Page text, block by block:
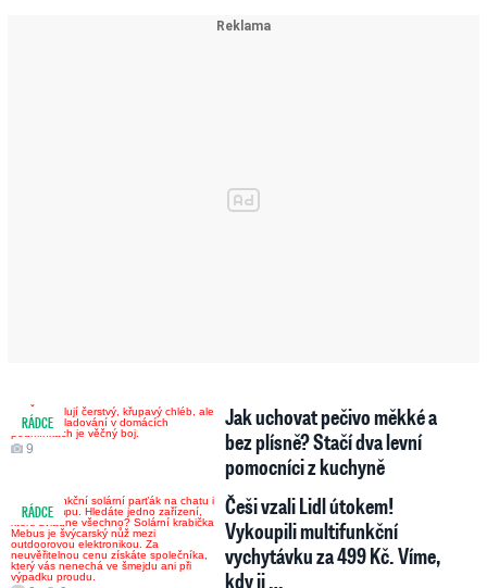
RÁDCE
9
Jak uchovat pečivo měkké a
bez plísně? Stačí dva levní
pomocníci z kuchyně
RÁDCE
Češi vzali Lidl útokem!
Vykoupili multifunkční
vychytávku za 499 Kč. Víme,
kdy ji …